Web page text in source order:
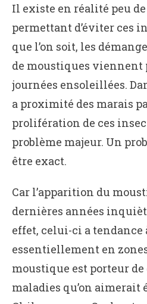
Il existe en réalité peu
permettant d’éviter ces
que l’on soit, les
de moustiques viennent
journées ensoleillées.
a proximité des marais
prolifération de ces
problème majeur. Un
être exact.
Car l’apparition du
dernières années
effet, celui-ci a tendance
essentiellement en
moustique est porteur
maladies qu’on aimerait